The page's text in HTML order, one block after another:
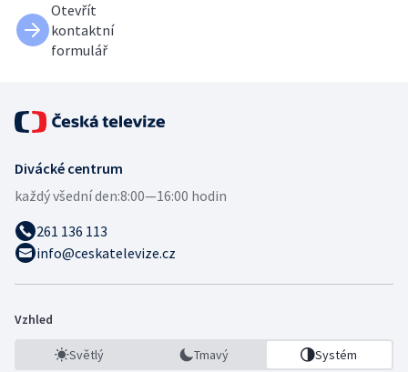
Otevřít
kontaktní
formulář
Divácké centrum
každý všední den:8:00—16:00 hodin
261 136 113
info@ceskatelevize.cz
Vzhled
Světlý Tmavý Systém